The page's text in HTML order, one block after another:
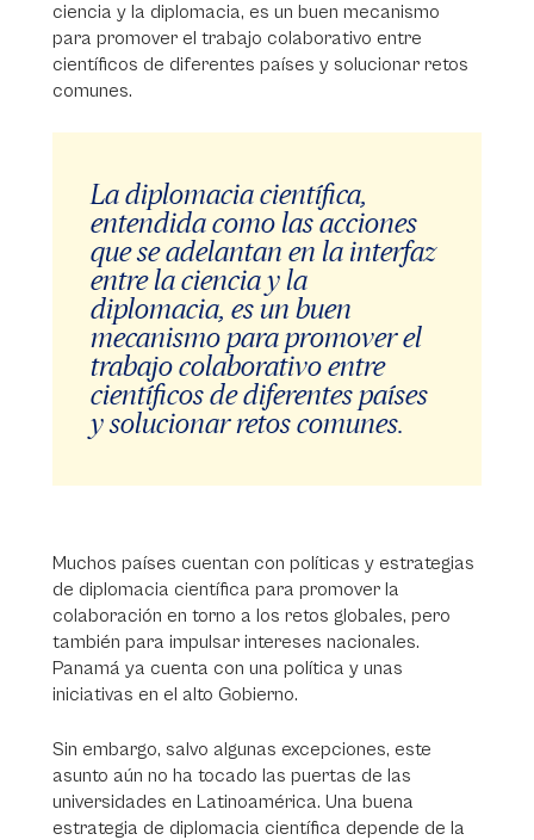
ciencia y la diplomacia, es un buen mecanismo
para promover el trabajo colaborativo entre
científicos de diferentes países y solucionar retos
comunes.
La diplomacia científica,
entendida como las acciones
que se adelantan en la interfaz
entre la ciencia y la
diplomacia, es un buen
mecanismo para promover el
trabajo colaborativo entre
científicos de diferentes países
y solucionar retos comunes.
Muchos países cuentan con políticas y estrategias
de diplomacia científica para promover la
colaboración en torno a los retos globales, pero
también para impulsar intereses nacionales.
Panamá ya cuenta con una política y unas
iniciativas en el alto Gobierno.
Sin embargo, salvo algunas excepciones, este
asunto aún no ha tocado las puertas de las
universidades en Latinoamérica. Una buena
estrategia de diplomacia científica depende de la